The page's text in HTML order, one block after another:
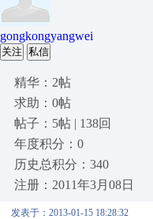
gongkongyangwei
关注 私信
精华：2帖
求助：0帖
帖子：5帖 | 138回
年度积分：0
历史总积分：340
注册：2011年3月08日
发表于：2013-01-15 18:28:32